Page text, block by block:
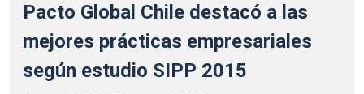
Pacto Global Chile destacó a las
mejores prácticas empresariales
según estudio SIPP 2015